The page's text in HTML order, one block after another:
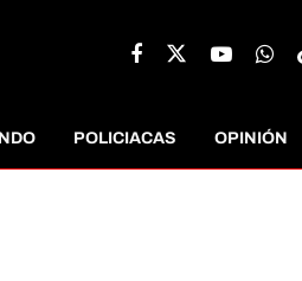
POLICIACAS OPINIÓN